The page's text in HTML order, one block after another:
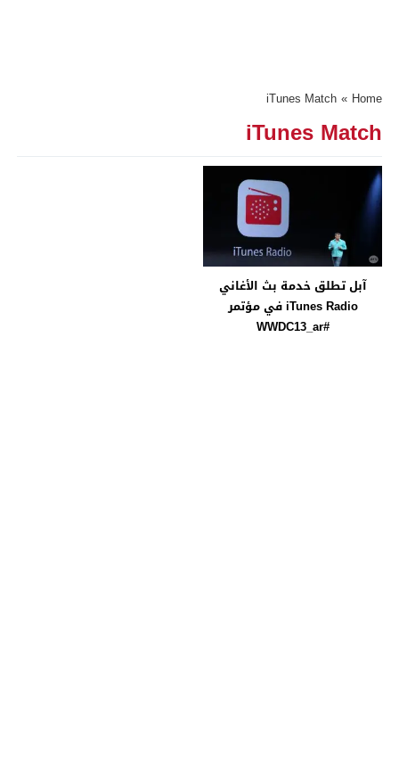
Home
»
iTunes Match
iTunes Match
آبل تطلق خدمة بث الأغاني
iTunes Radio في مؤتمر
#WWDC13_ar